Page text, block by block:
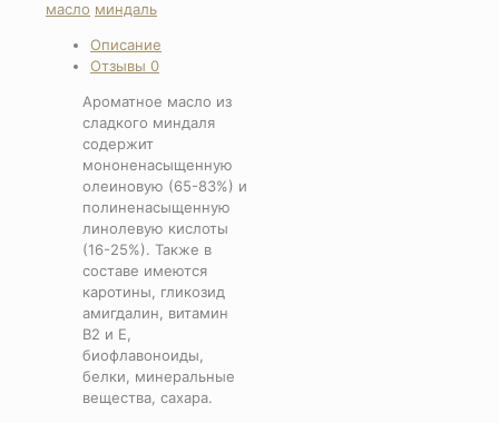
масло миндаль
Описание
Отзывы 0
Ароматное масло из
сладкого миндаля
содержит
мононенасыщенную
олеиновую (65-83%) и
полиненасыщенную
линолевую кислоты
(16-25%). Также в
составе имеются
каротины, гликозид
амигдалин, витамин
В2 и Е,
биофлавоноиды,
белки, минеральные
вещества, сахара.